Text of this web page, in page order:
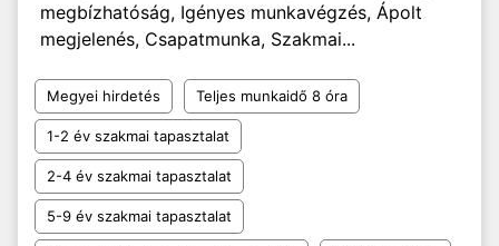
megbízhatóság, Igényes munkavégzés, Ápolt
megjelenés, Csapatmunka, Szakmai...
Megyei hirdetés Teljes munkaidő 8 óra
1-2 év szakmai tapasztalat
2-4 év szakmai tapasztalat
5-9 év szakmai tapasztalat